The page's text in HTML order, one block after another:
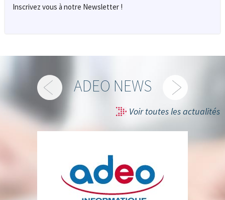
Inscrivez vous à notre Newsletter !
ADEO NEWS
Voir toutes les actualités